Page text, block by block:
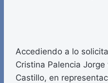
Accediendo a lo
Cristina Palencia
Castillo, en